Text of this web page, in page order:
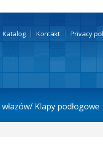
Katalog Kontakt Privacy
Klapy podłogowe